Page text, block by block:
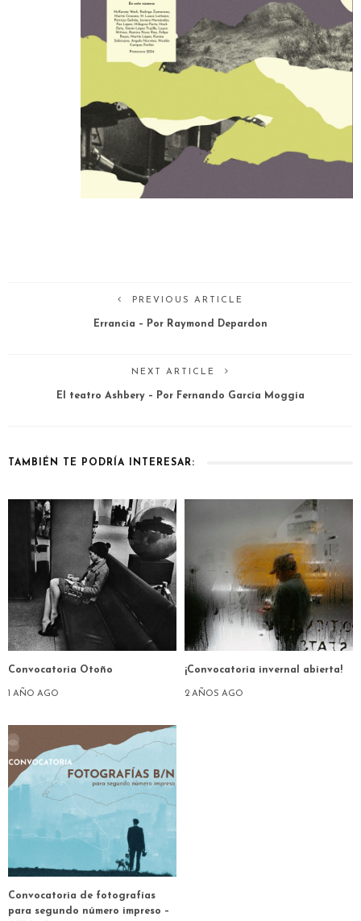
PREVIOUS ARTICLE
Errancia – Por Raymond Depardon
NEXT ARTICLE
El teatro Ashbery – Por Fernando García Moggia
TAMBIÉN TE PODRÍA INTERESAR:
Convocatoria Otoño
1 AÑO AGO
¡Convocatoria invernal abierta!
2 AÑOS AGO
Convocatoria de fotografías
para segundo número impreso –